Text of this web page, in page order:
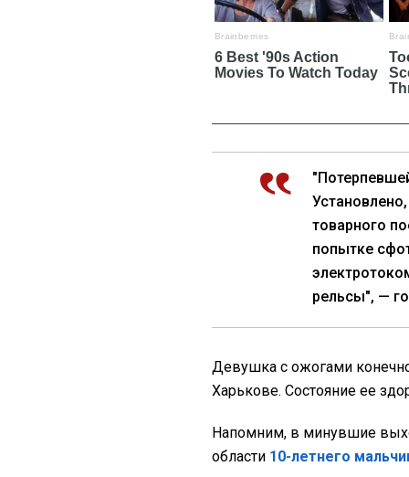
товарного
попытке
рельсы", —
Девушка с ожогами
Харькове. Состояние ее
Напомним, в минувшие
области 10-летнего